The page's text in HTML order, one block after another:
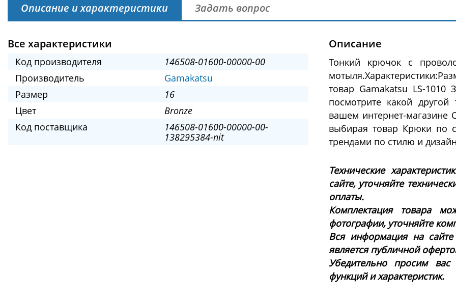
Описание и характеристики Задать вопрос
Все характеристики
Код производителя
146508-01600-00000-00
Производитель
Gamakatsu
Размер
16
Цвет
Bronze
Код поставщика
146508-01600-00000-00-
138295384-nit
Описание
Тонкий крючок с
товар Gamakatsu LS-
посмотрите какой
вашем интернет-
выбирая товар Крюки по
трендами по стилю и
Технические
сайте, уточняйте
оплаты.
Комплектация товара
фотографии, уточняйте
Вся информация на
является публичной
Убедительно просим
функций и характеристик.